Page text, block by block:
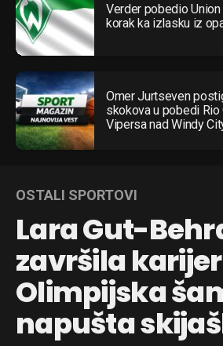
Verder pobedio
korak ka izlasku iz
Omer Jurtseven
skokova u pobedi Rio
Vipersa nad Windy
OSTALI SPORTOVI
Lara Gut-
završila
Olimpijska
napušta